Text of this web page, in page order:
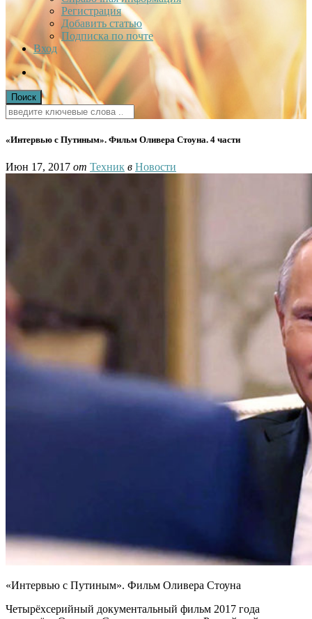
Регистрация
Добавить статью
Подписка по почте
Вход
«Интервью с Путиным». Фильм Оливера Стоуна. 4 части
Июн 17, 2017 от Техник в Новости
«Интервью с Путиным». Фильм Оливера Стоуна
Четырёхсерийный документальный фильм 2017 года